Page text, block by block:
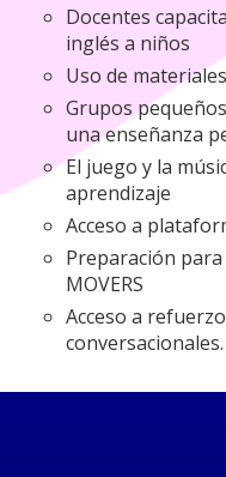
Docentes
inglés a niños
Uso de
Grupos
una enseñanza
El juego y la
aprendizaje
Acceso a
Preparación
MOVERS
Acceso a
conversacionales.